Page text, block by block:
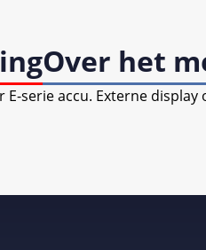
Over het
serie accu. Externe